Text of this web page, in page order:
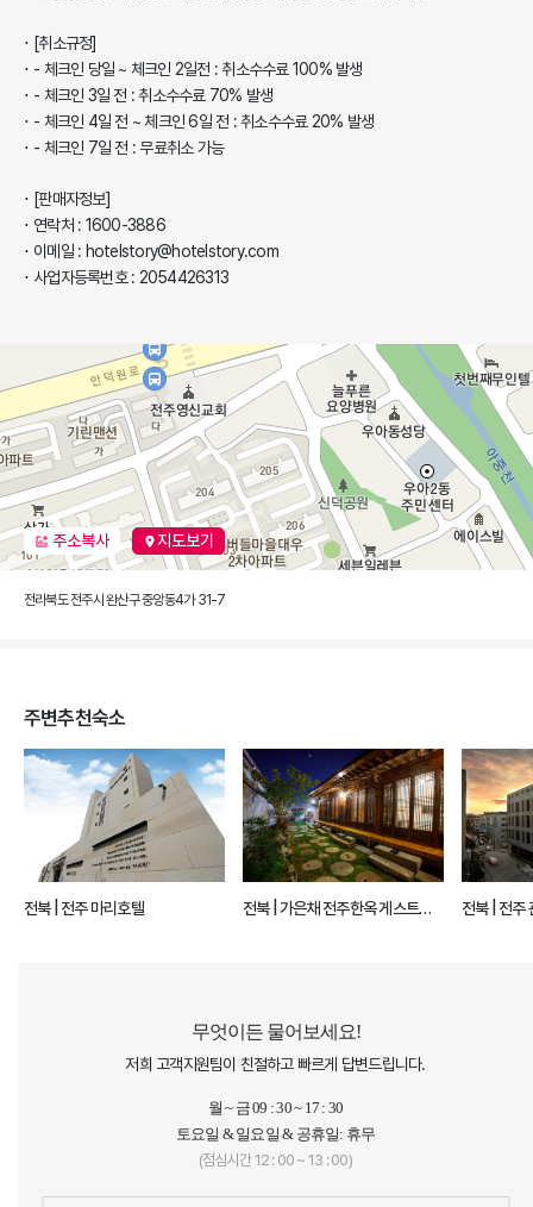
[취소규정]
- 체크인 당일 ~ 체크인 2일전 : 취소수수료 100% 발생
- 체크인 3일 전 : 취소수수료 70% 발생
- 체크인 4일 전 ~ 체크인 6일 전 : 취소수수료 20% 발생
- 체크인 7일 전 : 무료취소 가능
[판매자정보]
연락처 : 1600-3886
이메일 : hotelstory@hotelstory.com
사업자등록번호 : 2054426313
주소복사 지도보기
전라북도 전주시 완산구 중앙동4가 31-7
주변추천숙소
전북 | 전주 마리호텔
전북 | 가은채 전주한옥 게스트하
전북 |
무엇이든 물어보세요!
저희 고객지원팀이 친절하고 빠르게 답변드립니다.
월 ~ 금 09 : 30 ~ 17 : 30
토요일 & 일요일 & 공휴일: 휴무
(점심시간 12 : 00 ~ 13 : 00)